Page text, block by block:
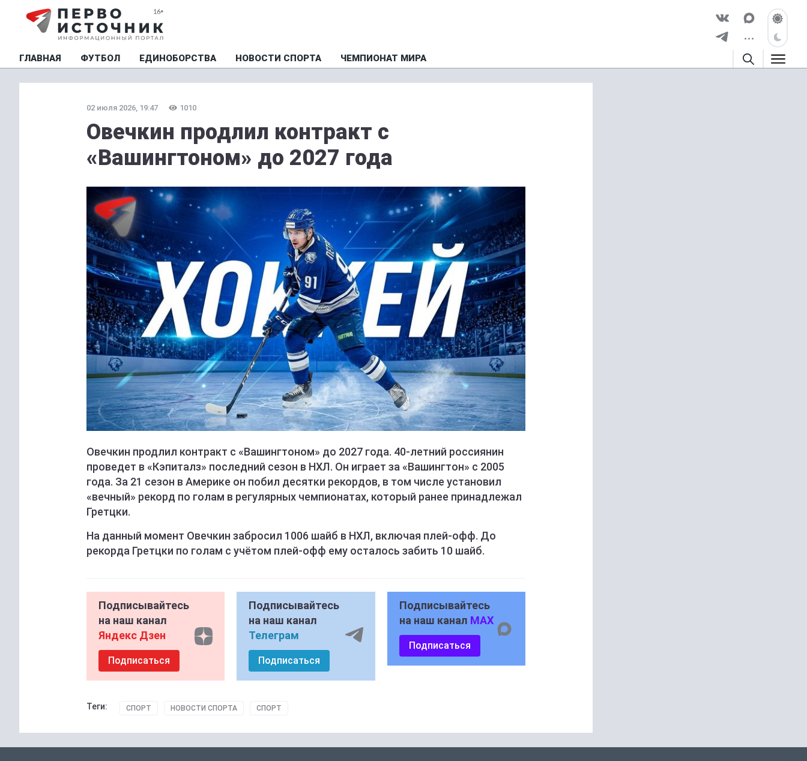
ГЛАВНАЯ ФУТБОЛ ЕДИНОБОРСТВА НОВОСТИ СПОРТА ЧЕМПИОНАТ МИРА
02 июля 2026, 19:47 1010
Овечкин продлил контракт с
«Вашингтоном» до 2027 года
Овечкин продлил контракт с «Вашингтоном» до 2027 года. 40-летний россиянин
проведет в «Кэпиталз» последний сезон в НХЛ. Он играет за «Вашингтон» с 2005
года. За 21 сезон в Америке он побил десятки рекордов, в том числе установил
«вечный» рекорд по голам в регулярных чемпионатах, который ранее принадлежал
Гретцки.
На данный момент Овечкин забросил 1006 шайб в НХЛ, включая плей-офф. До
рекорда Гретцки по голам с учётом плей-офф ему осталось забить 10 шайб.
Подписывайтесь
на наш канал
Яндекс Дзен
Подписаться
Подписывайтесь
на наш канал
Телеграм
Подписаться
Подписывайтесь
на наш канал MAX
Подписаться
Теги: СПОРТ НОВОСТИ СПОРТА СПОРТ